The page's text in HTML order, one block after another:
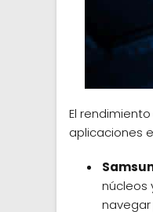
El
aplicaciones
núcleos